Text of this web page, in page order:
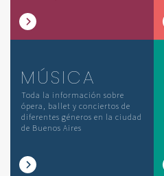
MÚSICA
Toda la información sobre
ópera, ballet y conciertos de
diferentes géneros en la ciudad
de Buenos Aires